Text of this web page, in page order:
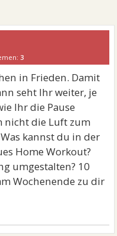
3
in Frieden. Damit
seht Ihr weiter, je
Ihr die Pause
nicht die Luft zum
kannst du in der
Home Workout?
umgestalten? 10
Wochenende zu dir